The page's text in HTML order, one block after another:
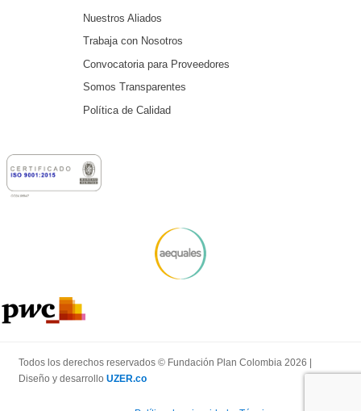
Nuestros Aliados
Trabaja con Nosotros
Convocatoria para Proveedores
Somos Transparentes
Política de Calidad
Todos los derechos reservados © Fundación Plan Colombia 2026 |
Diseño y desarrollo UZER.co